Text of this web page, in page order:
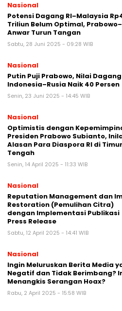
Nasional
Potensi Dagang RI–Malaysia
Triliun Belum Optimal, Prabowo–
Anwar Turun Tangan
Sabtu, 28 Juni 2025 - 09:28 WIB
Nasional
Putin Puji Prabowo, Nilai Dagang
Indonesia–Rusia Naik 40 Persen
Senin, 23 Juni 2025 - 14:45 WIB
Nasional
Optimistis dengan
Presiden Prabowo Subianto,
Alasan Para Diaspora RI di Timur
Tengah
Senin, 14 April 2025 - 11:33 WIB
Nasional
Reputation Management dan
Restoration (Pemulihan Citra)
dengan Implementasi Publikasi
Press Release
Sabtu, 12 April 2025 - 14:41 WIB
Nasional
Ingin Meluruskan Berita Media
Negatif dan Tidak Berimbang?
Menangkis Serangan Hoax?
Rabu, 2 April 2025 - 15:58 WIB